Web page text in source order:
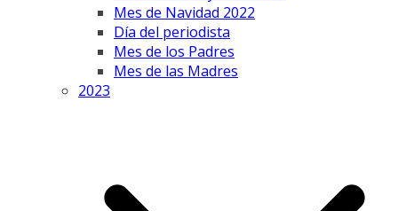
Mes de Navidad 2022
Día del periodista
Mes de los Padres
Mes de las Madres
2023